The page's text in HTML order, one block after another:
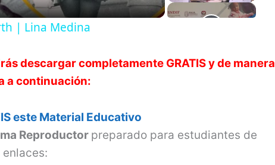
| Lina Medina
descargar completamente GRATIS y de manera
a continuación:
este Material Educativo
Reproductor preparado para estudiantes de